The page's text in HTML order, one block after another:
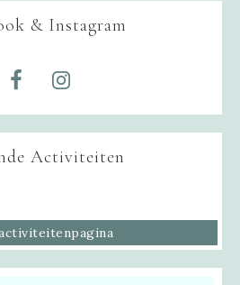
& Instagram
Activiteiten